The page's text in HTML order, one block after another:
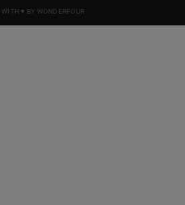
WITH ♥ BY WONDERFOUR